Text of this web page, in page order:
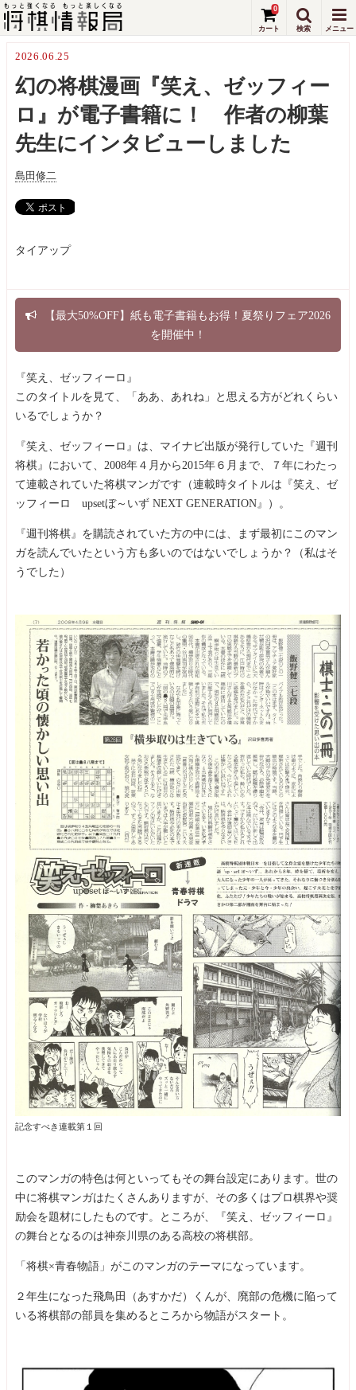
0
2026.06.25
幻の将棋漫画『笑え、ゼッフィー
ロ』が電子書籍に！ 作者の柳葉
先生にインタビューしました
島田修二
タイアップ
【最大50%OFF】紙も電子書籍もお得！夏祭りフェア2026
を開催中！
『笑え、ゼッフィーロ』
このタイトルを見て、「ああ、あれね」と思える方がどれくらい
いるでしょうか？
『笑え、ゼッフィーロ』は、マイナビ出版が発行していた『週刊
将棋』において、2008年４月から2015年６月まで、７年にわたっ
て連載されていた将棋マンガです（連載時タイトルは『笑え、ゼ
ッフィーロ upsetぼ～いず NEXT GENERATION』）。
『週刊将棋』を購読されていた方の中には、まず最初にこのマン
ガを読んでいたという方も多いのではないでしょうか？（私はそ
うでした）
記念すべき連載第１回
このマンガの特色は何といってもその舞台設定にあります。世の
中に将棋マンガはたくさんありますが、その多くはプロ棋界や奨
励会を題材にしたものです。ところが、『笑え、ゼッフィーロ』
の舞台となるのは神奈川県のある高校の将棋部。
「将棋×青春物語」がこのマンガのテーマになっています。
２年生になった飛鳥田（あすかだ）くんが、廃部の危機に陥って
いる将棋部の部員を集めるところから物語がスタート。